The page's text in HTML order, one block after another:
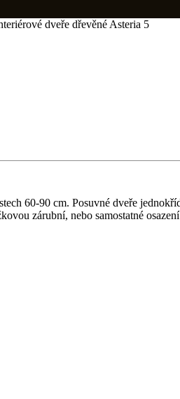
dveře dřevěné Asteria 5
60-90 cm. Posuvné dveře
zárubní, nebo samostatné